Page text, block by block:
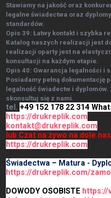
Stawiamy na jakość oraz
legalne świadectwa oraz
standardów.
Opis 39: Łatwy kontakt i szybka
Katalog naszych realizacji jest
realizacji oparty jest na
konsultacji na każdym etapie.
Opis 40: Gwarancja legalności i
Posiadamy pełną dokumentację
legalność świadectw i
skonsultuj się z nami.
tel. +49 152 178 22 314
https://drukreplik.com
kontakt@drukreplik.com
lub Czat na żywo na dole
https://drukreplik.com
Świadectwa – Matura -
https://drukreplik.com/
DOWODY OSOBISTE https://